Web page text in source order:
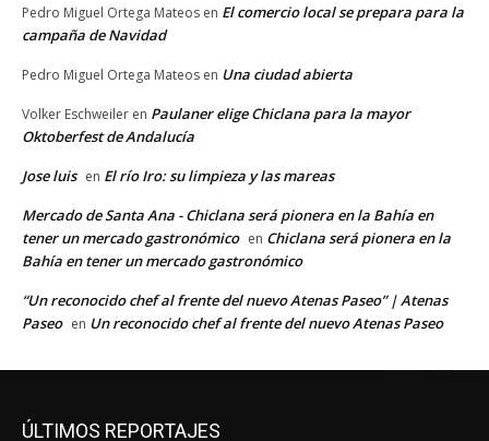
Pedro Miguel Ortega Mateos en El comercio local se prepara para la
campaña de Navidad
Pedro Miguel Ortega Mateos en Una ciudad abierta
Volker Eschweiler en Paulaner elige Chiclana para la mayor
Oktoberfest de Andalucía
Jose luis en El río Iro: su limpieza y las mareas
Mercado de Santa Ana - Chiclana será pionera en la Bahía en
tener un mercado gastronómico en Chiclana será pionera en la
Bahía en tener un mercado gastronómico
“Un reconocido chef al frente del nuevo Atenas Paseo” | Atenas
Paseo en Un reconocido chef al frente del nuevo Atenas Paseo
ÚLTIMOS REPORTAJES